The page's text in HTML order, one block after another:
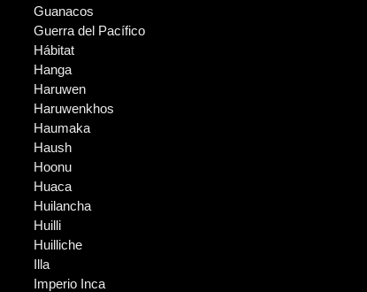
Guanacos
Guerra del Pacífico
Hábitat
Hanga
Haruwen
Haruwenkhos
Haumaka
Haush
Hoonu
Huaca
Huilancha
Huilli
Huilliche
Illa
Imperio Inca